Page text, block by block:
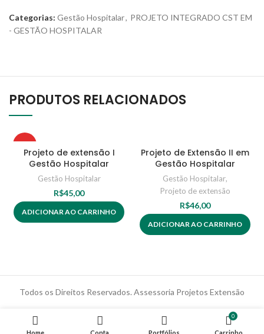
Categorias: Gestão Hospitalar, PROJETO INTEGRADO CST EM
- GESTÃO HOSPITALAR
PRODUTOS RELACIONADOS
Projeto de extensão I
Gestão Hospitalar
Gestão Hospitalar
R$45,00
ADICIONAR AO CARRINHO
Projeto de Extensão II em
Gestão Hospitalar
Gestão Hospitalar,
Projeto de extensão
R$46,00
ADICIONAR AO CARRINHO
Todos os Direitos Reservados. Assessoria Projetos Extensão
0